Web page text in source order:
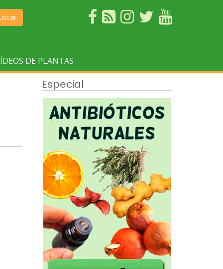
DE PLANTAS
Especial